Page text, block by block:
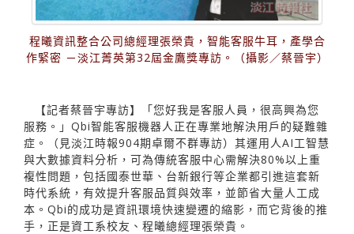
程曦資訊整合公司總經理張榮貴，智能客服牛耳，產學合
作緊密 －淡江菁英第32屆金鷹獎專訪。（攝影／蔡晉宇）
【記者蔡晉宇專訪】「您好我是客服人員，很高興為您
服務。」Qbi智能客服機器人正在專業地解決用戶的疑難雜
症。（見淡江時報904期卓爾不群專訪）其運用人AI工智慧
與大數據資料分析，可為傳統客服中心需解決80%以上重
複性問題，包括國泰世華、台新銀行等企業都引進這套新
時代系統，有效提升客服品質與效率，並節省大量人工成
本。Qbi的成功是資訊環境快速變遷的縮影，而它背後的推
手，正是資工系校友、程曦總經理張榮貴。